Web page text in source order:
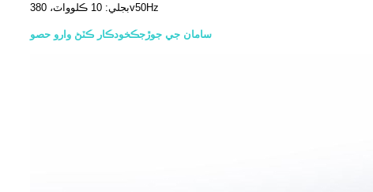
بجلي: 10 ڪلوواٽ، 380v50Hz
سامان جي جوڙجڪخودڪار ڪٽڻ وارو حصو